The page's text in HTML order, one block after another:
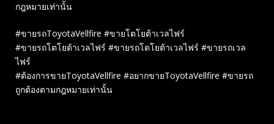
กฎหมายเท่านั้น
#ขายรถToyotaVellfire #ขายโตโยต้าเวลไฟร์
#ขายรถโตโยต้าเวลไฟร์ #ขายรถโตโยต้าเวลไฟร์ #ขายรถเวล
ไฟร์
#ต้องการขายToyotaVellfire #อยากขายToyotaVellfire #ขายรถ
ถูกต้องตามกฎหมายเท่านั้น